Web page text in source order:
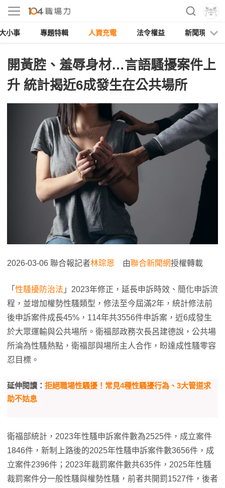
小事 專題特輯 人資充電 法令權益 新聞現場
開黃腔、羞辱身材…言語騷擾案件上
升 統計揭近6成發生在公共場所
2026-03-06 聯合報記者林琮恩 由聯合新聞網授權轉載
「 性騷擾防治法 」2023年修正，延長申訴時效、簡化申訴流
程，並增加權勢性騷類型，修法至今屆滿2年，統計修法前
後申訴案件成長45%，114年共3556件申訴案，近6成發生
於大眾運輸與公共場所。衛福部政務次長呂建德說，公共場
所淪為性騷熱點，衛福部與場所主人合作，盼達成性騷零容
忍目標。
延伸閱讀： 拒絕職場性騷擾！常見4種性騷擾行為、3大管道求
助不姑息
衛福部統計，2023年性騷申訴案件數為2525件，成立案件
1846件，新制上路後的2025年性騷申訴案件數3656件，成
立案件2396件；2023年裁罰案件數共635件，2025年性騷
裁罰案件分一般性騷與權勢性騷，前者共開罰1527件，後者